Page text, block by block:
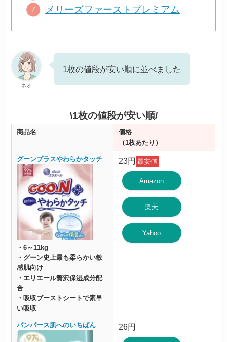
メリーズファーストプレミアム
ネオ
1枚の値段が安い順に並べました
\1枚の値段が安い順/
商品名
価格
（1枚あたり）
グーンプラスやわらかタッチ
・6～11kg
・グーン史上最も柔らかい敏
感肌向け
・エリエール贅沢保湿成分配
合
・吸収ブーストシートで素早
い吸収
23円 最安値
Amazon
楽天
Yahoo
パンパース肌へのいちばん 26円